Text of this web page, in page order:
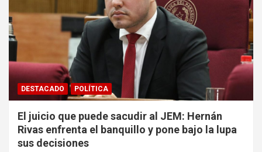
DESTACADO POLÍTICA
El juicio que puede sacudir al JEM: Hernán
Rivas enfrenta el banquillo y pone bajo la lupa
sus decisiones